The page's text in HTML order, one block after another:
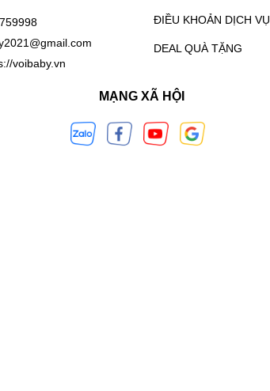
voibaby.vn
ĐIỀU KHOẢN DỊCH VỤ
DEAL QUÀ TẶNG
MẠNG XÃ HỘI